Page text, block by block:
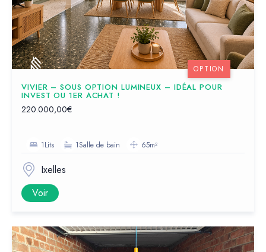
VIVIER – SOUS OPTION LUMINEUX – IDÉAL POUR
INVEST OU 1ER ACHAT !
220.000,00€
1Lits 1Salle de bain 65m²
Ixelles
Voir
OPTION